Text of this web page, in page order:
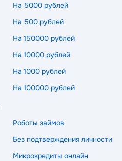
На 5000 рублей
На 500 рублей
На 150000 рублей
На 10000 рублей
На 1000 рублей
На 100000 рублей
Роботы займов
Без подтверждения личности
Микрокредиты онлайн